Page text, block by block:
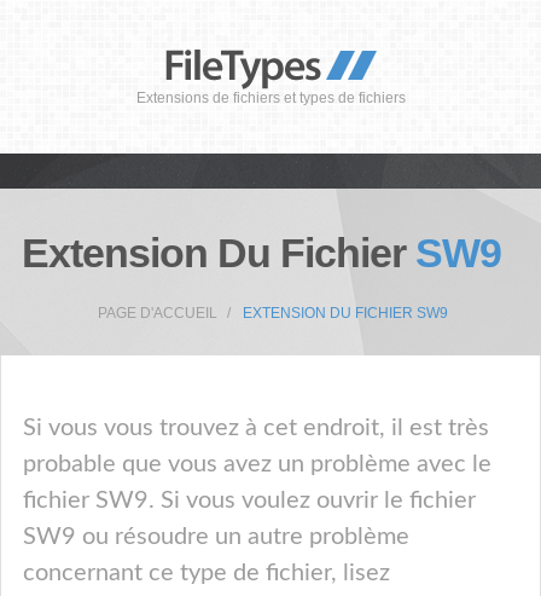
Extensions de fichiers et types de fichiers
Extension Du Fichier SW9
PAGE D'ACCUEIL EXTENSION DU FICHIER SW9
Si vous vous trouvez à cet endroit, il est très
probable que vous avez un problème avec le
fichier SW9. Si vous voulez ouvrir le fichier
SW9 ou résoudre un autre problème
concernant ce type de fichier, lisez